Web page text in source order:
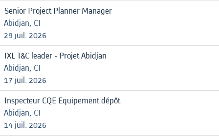
Senior Project Planner Manager
Abidjan, CI
29 juil. 2026
IXL T&C leader - Projet Abidjan
Abidjan, CI
17 juil. 2026
Inspecteur CQE Equipement dépôt
Abidjan, CI
14 juil. 2026